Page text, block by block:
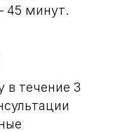
45 минут.
в течение 3